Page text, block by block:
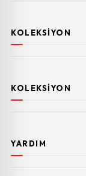
KOLEKSIYON
KOLEKSIYON
YARDIM